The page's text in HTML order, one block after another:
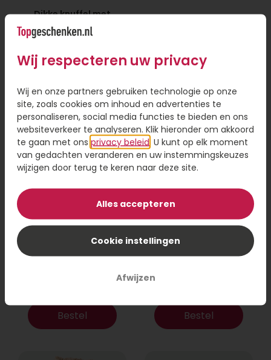
Dikke knuffel met
22,95
Rabbit Richie Roze
17,95
Bestel
Bestel
Bear Bella Mini
Bestel
Wij respecteren uw privacy
Wij en onze partners gebruiken technologie op onze
site, zoals cookies om inhoud en advertenties te
personaliseren, social media functies te bieden en ons
websiteverkeer te analyseren. Klik hieronder om akkoord
te gaan met ons privacy beleid . U kunt op elk moment
van gedachten veranderen en uw instemmingskeuzes
wijzigen door terug te keren naar deze site.
Alles accepteren
Cookie instellingen
Afwijzen